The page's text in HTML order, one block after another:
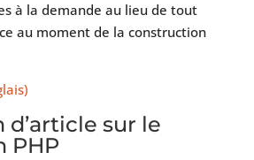
à la demande au lieu de tout
au moment de la construction
d’article sur le
PHP